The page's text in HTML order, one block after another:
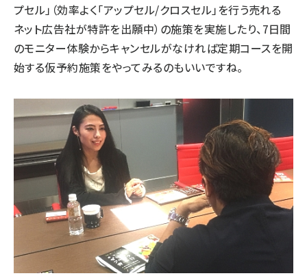
プセル」（効率よく「アップセル/クロスセル」を行う売れる
ネット広告社が特許を出願中）の施策を実施したり、7日間
のモニター体験からキャンセルがなければ定期コースを開
始する仮予約施策をやってみるのもいいですね。